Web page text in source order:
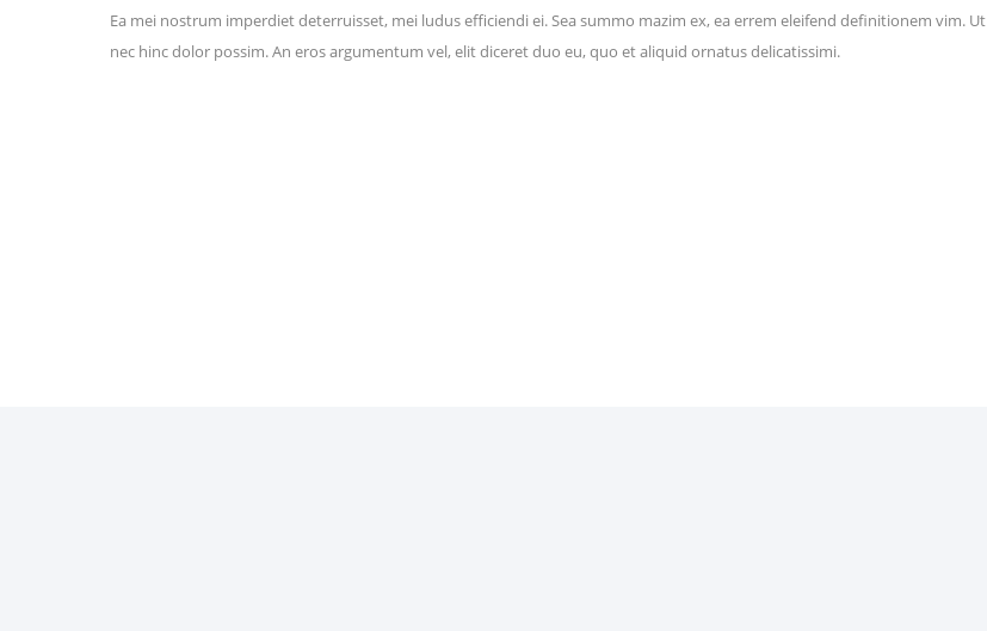
Ea mei nostrum imperdiet deterruisset, mei ludus efficiendi ei. Sea summo mazim ex, ea errem eleifend definitionem vim. Ut
nec hinc dolor possim. An eros argumentum vel, elit diceret duo eu, quo et aliquid ornatus delicatissimi.